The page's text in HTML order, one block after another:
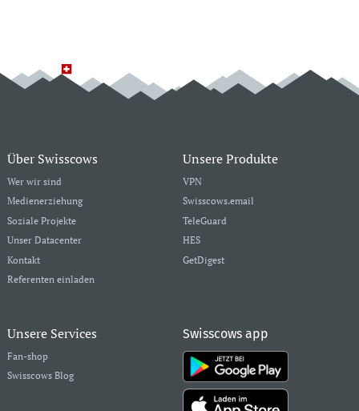
Über Swisscows
Wer wir sind
Medienerziehung
Soziale Projekte
Unser Datacenter
Kontakt
Referenten einladen
Unsere Produkte
VPN
Swisscows.email
TeleGuard
HES
GetDigest
Unsere Services
Fan-shop
Swisscows Blog
Swisscows app